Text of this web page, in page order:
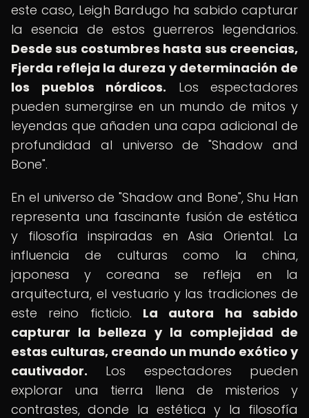
este caso, Leigh Bardugo ha sabido capturar
la esencia de estos guerreros legendarios.
Desde sus costumbres hasta sus creencias,
Fjerda refleja la dureza y determinación de
los pueblos nórdicos. Los espectadores
pueden sumergirse en un mundo de mitos y
leyendas que añaden una capa adicional de
profundidad al universo de "Shadow and
Bone".
En el universo de "Shadow and Bone", Shu Han
representa una fascinante fusión de estética
y filosofía inspiradas en Asia Oriental. La
influencia de culturas como la china,
japonesa y coreana se refleja en la
arquitectura, el vestuario y las tradiciones de
este reino ficticio. La autora ha sabido
capturar la belleza y la complejidad de
estas culturas, creando un mundo exótico y
cautivador. Los espectadores pueden
explorar una tierra llena de misterios y
contrastes, donde la estética y la filosofía